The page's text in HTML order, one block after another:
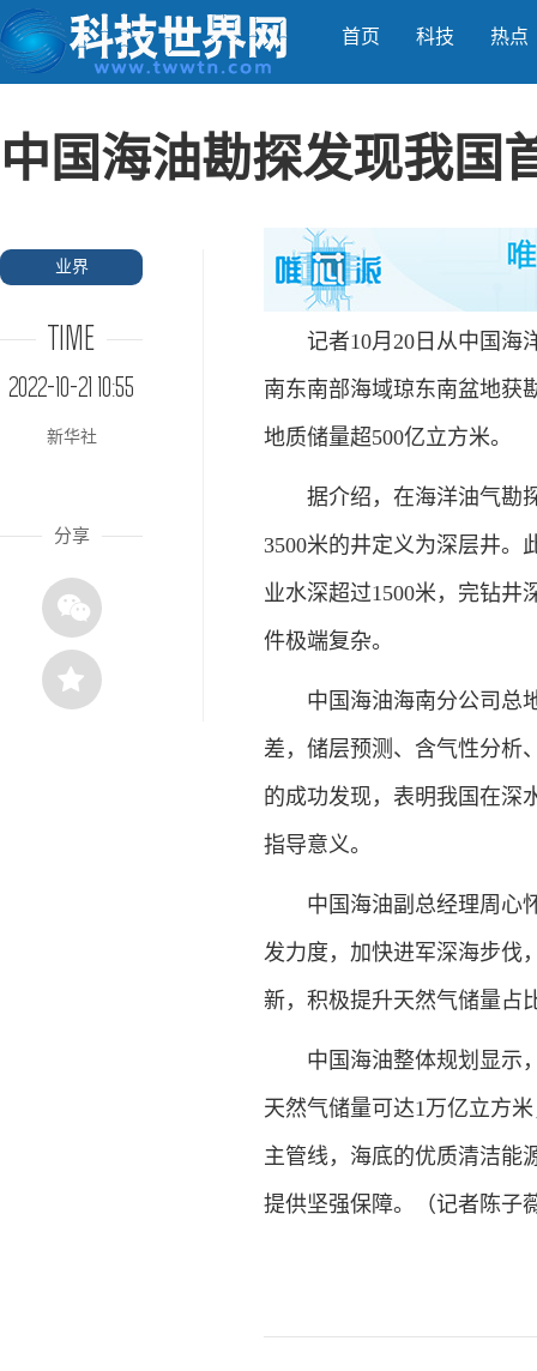
首页 科技 热点
中国海油勘探发现我国
业界
TIME
2022-10-21 10:55
新华社
分享
记者10月20日从中国海洋
南东南部海域琼东南盆地获
地质储量超500亿立方米。
据介绍，在海洋油气勘探
3500米的井定义为深层井。
业水深超过1500米，完钻井
件极端复杂。
中国海油海南分公司总地
差，储层预测、含气性分析
的成功发现，表明我国在深
指导意义。
中国海油副总经理周心怀
发力度，加快进军深海步伐
新，积极提升天然气储量占
中国海油整体规划显示，
天然气储量可达1万亿立方
主管线，海底的优质清洁能
提供坚强保障。（记者陈子